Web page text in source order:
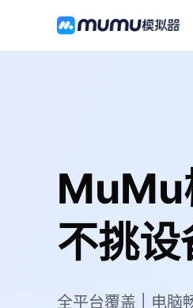
MuMu
不挑设
全平台覆盖 | 电脑